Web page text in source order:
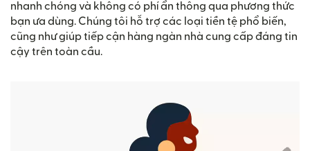
nhanh chóng và không có phí ẩn thông qua phương thức
bạn ưa dùng. Chúng tôi hỗ trợ các loại tiền tệ phổ biến,
cũng như giúp tiếp cận hàng ngàn nhà cung cấp đáng tin
cậy trên toàn cầu.